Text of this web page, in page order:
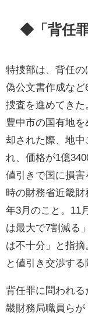
◆「背任罪
特捜部は、背任
偽公文書作成など
捜査を進めてきた
豊中市の国有地
却された際、地中
れ、価格が1億
値引きで国に損
時の財務省近畿
年3月のこと。11
は最大で7割減る
は不十分」と指
と値引き交渉する
背任罪に問われ
畿財務局職員ら